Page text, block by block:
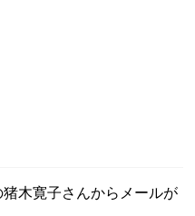
木寛子さんからメールが